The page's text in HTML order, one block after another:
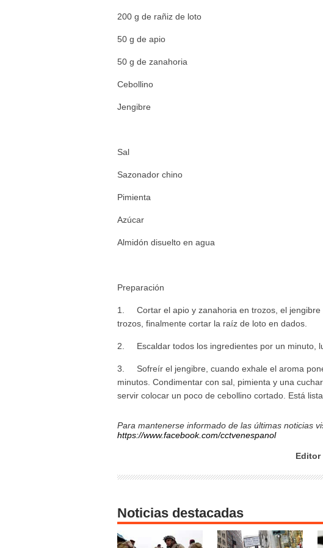
200 g de rañiz de loto
50 g de apio
50 g de zanahoria
Cebollino
Jengibre
Sal
Sazonador chino
Pimienta
Azúcar
Almidón disuelto en agua
Preparación
1. Cortar el apio y zanahoria en trozos, el jengibre
trozos, finalmente cortar la raíz de loto en dados.
2. Escaldar todos los ingredientes por un minuto,
3. Sofreír el jengibre, cuando exhale el aroma
minutos. Condimentar con sal, pimienta y una
servir colocar un poco de cebollino cortado. Está
Para mantenerse informado de las últimas noticias
https://www.facebook.com/cctvenespanol
Editor
Noticias destacadas